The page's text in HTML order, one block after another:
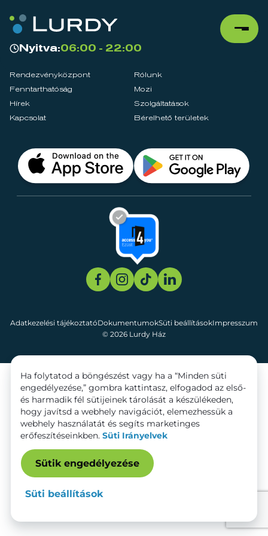
Nyitva:06:00 - 22:00
Rendezvényközpont
Rólunk
Fenntarthatóság
Mozi
Hírek
Szolgáltatások
Kapcsolat
Bérelhető területek
© 2026 Lurdy Ház
Adatkezelési tájékoztatóDokumentumokSüti beállításokImpresszum
Ha folytatod a böngészést vagy ha a “Minden süti
engedélyezése,” gombra kattintasz, elfogadod az első-
és harmadik fél sütijeinek tárolását a készülékeden,
hogy javítsd a webhely navigációt, elemezhessük a
webhely használatát és segíts marketinges
erőfeszítéseinkben. Süti Irányelvek
Sütik engedélyezése
Süti beállítások